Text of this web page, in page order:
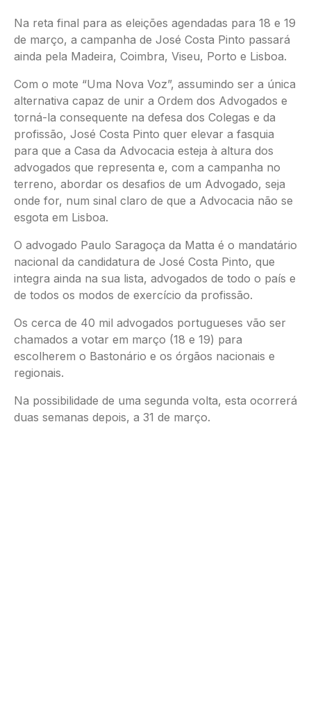
Na reta final para as eleições agendadas para 18 e 19
de março, a campanha de José Costa Pinto passará
ainda pela Madeira, Coimbra, Viseu, Porto e Lisboa.
Com o mote “Uma Nova Voz”, assumindo ser a única
alternativa capaz de unir a Ordem dos Advogados e
torná-la consequente na defesa dos Colegas e da
profissão, José Costa Pinto quer elevar a fasquia
para que a Casa da Advocacia esteja à altura dos
advogados que representa e, com a campanha no
terreno, abordar os desafios de um Advogado, seja
onde for, num sinal claro de que a Advocacia não se
esgota em Lisboa.
O advogado Paulo Saragoça da Matta é o mandatário
nacional da candidatura de José Costa Pinto, que
integra ainda na sua lista, advogados de todo o país e
de todos os modos de exercício da profissão.
Os cerca de 40 mil advogados portugueses vão ser
chamados a votar em março (18 e 19) para
escolherem o Bastonário e os órgãos nacionais e
regionais.
Na possibilidade de uma segunda volta, esta ocorrerá
duas semanas depois, a 31 de março.